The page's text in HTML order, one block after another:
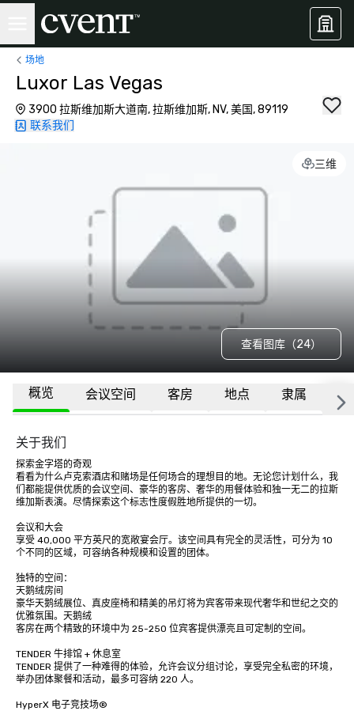
场地
Luxor Las Vegas
3900 拉斯维加斯大道南, 拉斯维加斯, NV, 美国, 89119
联系我们
三维
查看图库（24）
概览 会议空间 客房 地点 隶属 更
关于我们
探索金字塔的奇观
看看为什么卢克索酒店和赌场是任何场合的理想目的地。无论您计划什么，我
们都能提供优质的会议空间、豪华的客房、奢华的用餐体验和独一无二的拉斯
维加斯表演。尽情探索这个标志性度假胜地所提供的一切。
会议和大会
享受 40,000 平方英尺的宽敞宴会厅。该空间具有完全的灵活性，可分为 10
个不同的区域，可容纳各种规模和设置的团体。
独特的空间：
天鹅绒房间
豪华天鹅绒展位、真皮座椅和精美的吊灯将为宾客带来现代奢华和世纪之交的
优雅氛围。天鹅绒
客房在两个精致的环境中为 25-250 位宾客提供漂亮且可定制的空间。
TENDER 牛排馆 + 休息室
TENDER 提供了一种难得的体验，允许会议分组讨论，享受完全私密的环境，
举办团体聚餐和活动，最多可容纳 220 人。
HyperX 电子竞技场®